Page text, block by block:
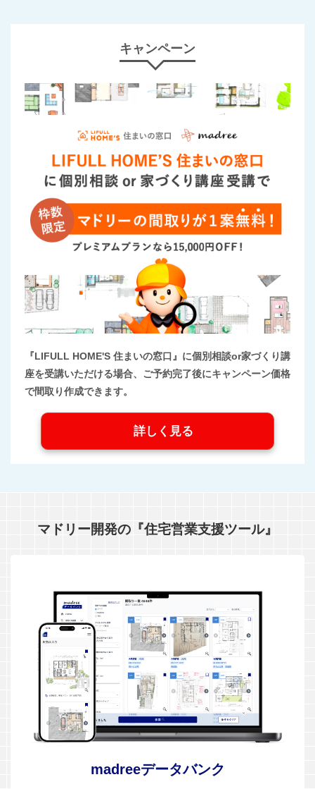
キャンペーン
『LIFULL HOME'S 住まいの窓口』に個別相談or家づくり講
座を受講いただける場合、ご予約完了後にキャンペーン価格
で間取り作成できます。
詳しく見る
マドリー開発の『住宅営業支援ツール』
madreeデータバンク